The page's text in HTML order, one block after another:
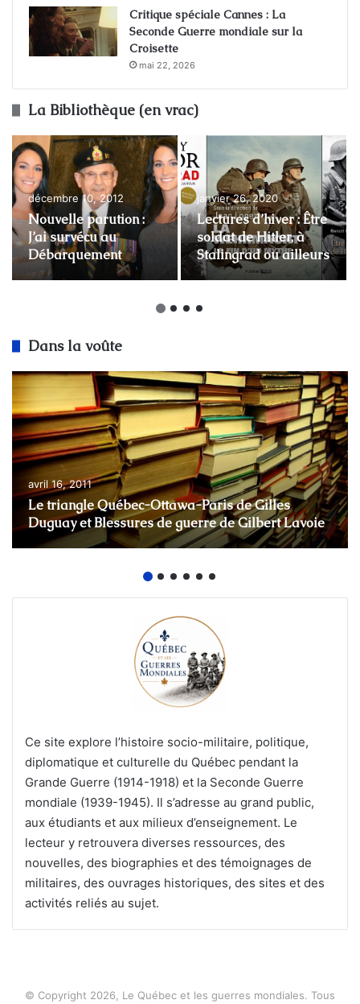
Critique spéciale Cannes : La
Seconde Guerre mondiale sur la
Croisette
mai 22, 2026
La Bibliothèque (en vrac)
décembre 10, 2012
Nouvelle parution :
J’ai survécu au
Débarquement
janvier 26, 2020
Lectures d’hiver : Être
soldat de Hitler, à
Stalingrad ou ailleurs
Dans la voûte
avril 16, 2011
Le triangle Québec-Ottawa-Paris de Gilles
Duguay et Blessures de guerre de Gilbert Lavoie
Ce site explore l’histoire socio-militaire, politique,
diplomatique et culturelle du Québec pendant la
Grande Guerre (1914-1918) et la Seconde Guerre
mondiale (1939-1945). Il s’adresse au grand public,
aux étudiants et aux milieux d’enseignement. Le
lecteur y retrouvera diverses ressources, des
nouvelles, des biographies et des témoignages de
militaires, des ouvrages historiques, des sites et des
activités reliés au sujet.
© Copyright 2026, Le Québec et les guerres mondiales. Tous